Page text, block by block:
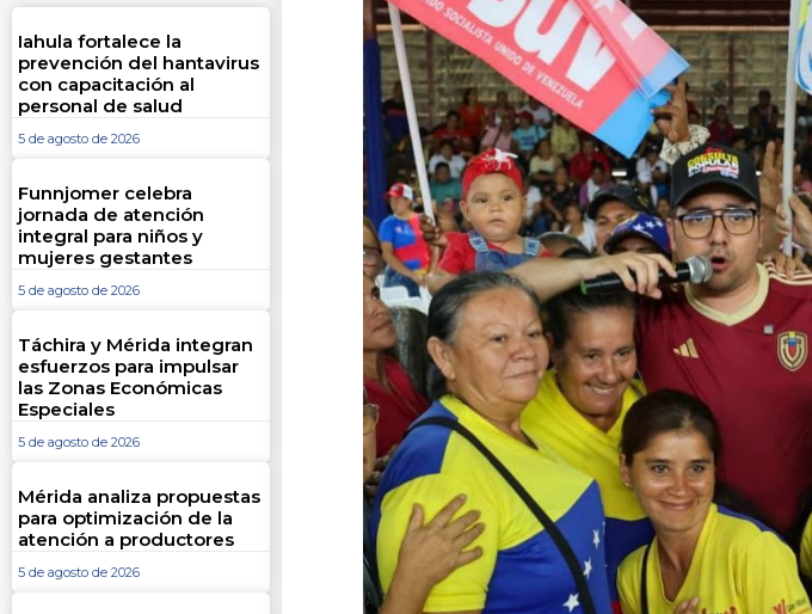
Iahula fortalece la
prevención del hantavirus
con capacitación al
personal de salud
5 de agosto de 2026
Funnjomer celebra
jornada de atención
integral para niños y
mujeres gestantes
5 de agosto de 2026
Táchira y Mérida integran
esfuerzos para impulsar
las Zonas Económicas
Especiales
5 de agosto de 2026
Mérida analiza propuestas
para optimización de la
atención a productores
5 de agosto de 2026